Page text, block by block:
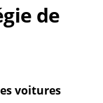
de
voitures